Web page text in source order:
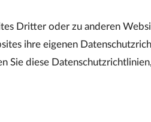
Dritter oder zu anderen
ihre eigenen
diese